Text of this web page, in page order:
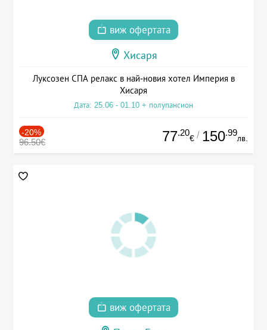
виж офертата
Хисаря
Луксозен СПА релакс в най-новия хотел Империя в
Хисаря
Дата: 25.06 - 01.10 + полупансион
-20%
96.50€ 77.20
€ / 150.99
лв.
виж офертата